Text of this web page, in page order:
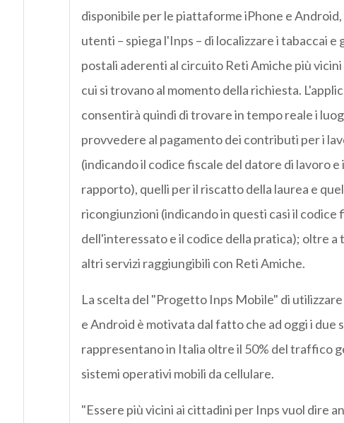
disponibile per le piattaforme iPhone e
utenti – spiega l'Inps – di localizzare i tabaccai e
postali aderenti al circuito Reti Amiche più vicini
cui si trovano al momento della richiesta.
consentirà quindi di trovare in tempo reale i
provvedere al pagamento dei contributi per i
(indicando il codice fiscale del datore di lavoro e
rapporto), quelli per il riscatto della laurea e
ricongiunzioni (indicando in questi casi il codice
dell'interessato e il codice della pratica); oltre a
altri servizi raggiungibili con Reti Amiche.
La scelta del "Progetto Inps Mobile" di
e Android è motivata dal fatto che ad oggi i due
rappresentano in Italia oltre il 50% del traffico
sistemi operativi mobili da cellulare.
"Essere più vicini ai cittadini per Inps vuol dire